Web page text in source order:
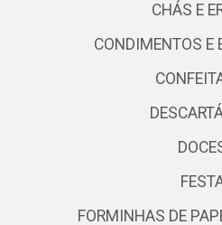
CHÁS E
CONDIMENTOS E
FORMINHAS DE